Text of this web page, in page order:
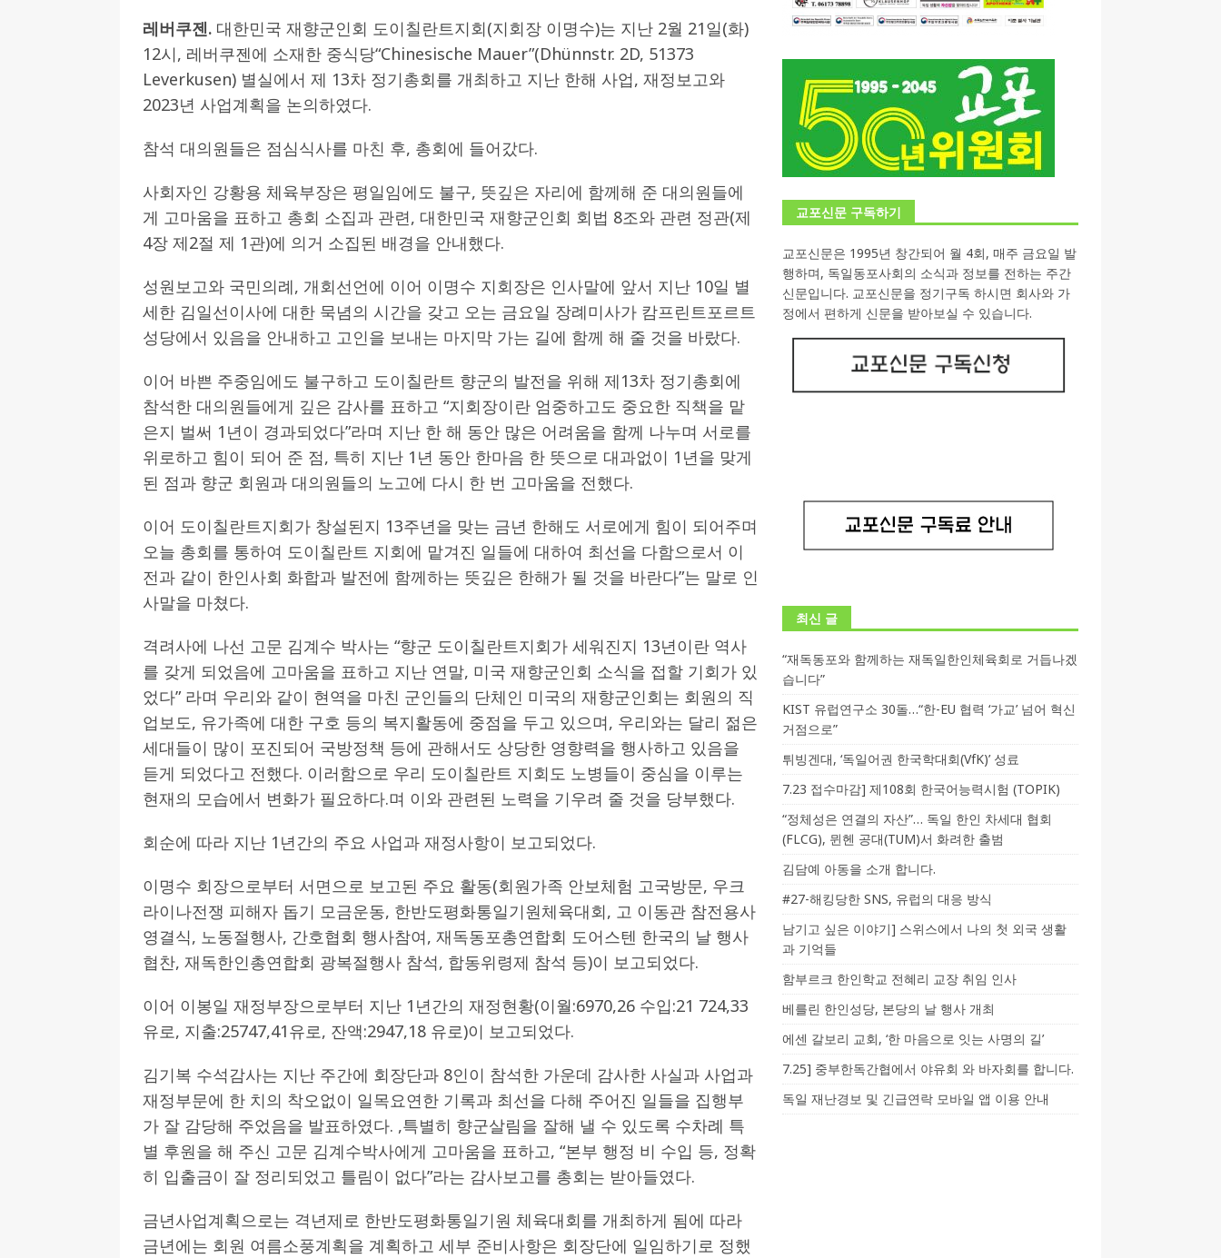
[ 2026-07-27 ] 튀빙겐대, ‘독일어권 한국학대회(VfK)’ 성료
한인소식
[ 2026-07-20 ] 7.23 접수마감] 제108회 한국어능력시험 (TOPIK)
게시판 / 행사 / 알림
[ 2026-07-20 ] “정체성은 연결의 자산”… 독일 한인 차세대 협회(FLCG), 뮌헨 공대(TUM)서 화려한 출범
[ 2026-07-20 ] 김담예 아동을 소개 합니다.
사랑의 손길
[ 2022-03-20 ]
사진의 주인을 찾습니다. 게시판 / 행사 / 알림
레버쿠젠. 대한민국 재향군인회 도이칠란트지회(지회장 이명수)는 지난 2월 21일(화)
12시, 레버쿠젠에 소재한 중식당“Chinesische Mauer”(Dhünnstr. 2D, 51373
Leverkusen) 별실에서 제 13차 정기총회를 개최하고 지난 한해 사업, 재정보고와
2023년 사업계획을 논의하였다.
참석 대의원들은 점심식사를 마친 후, 총회에 들어갔다.
사회자인 강황용 체육부장은 평일임에도 불구, 뜻깊은 자리에 함께해 준 대의원들에
게 고마움을 표하고 총회 소집과 관련, 대한민국 재향군인회 회법 8조와 관련 정관(제
4장 제2절 제 1관)에 의거 소집된 배경을 안내했다.
성원보고와 국민의례, 개회선언에 이어 이명수 지회장은 인사말에 앞서 지난 10일 별
세한 김일선이사에 대한 묵념의 시간을 갖고 오는 금요일 장례미사가 캄프린트포르트
성당에서 있음을 안내하고 고인을 보내는 마지막 가는 길에 함께 해 줄 것을 바랐다.
이어 바쁜 주중임에도 불구하고 도이칠란트 향군의 발전을 위해 제13차 정기총회에
참석한 대의원들에게 깊은 감사를 표하고 “지회장이란 엄중하고도 중요한 직책을 맡
은지 벌써 1년이 경과되었다”라며 지난 한 해 동안 많은 어려움을 함께 나누며 서로를
위로하고 힘이 되어 준 점, 특히 지난 1년 동안 한마음 한 뜻으로 대과없이 1년을 맞게
된 점과 향군 회원과 대의원들의 노고에 다시 한 번 고마움을 전했다.
이어 도이칠란트지회가 창설된지 13주년을 맞는 금년 한해도 서로에게 힘이 되어주며
오늘 총회를 통하여 도이칠란트 지회에 맡겨진 일들에 대하여 최선을 다함으로서 이
전과 같이 한인사회 화합과 발전에 함께하는 뜻깊은 한해가 될 것을 바란다”는 말로 인
사말을 마쳤다.
격려사에 나선 고문 김계수 박사는 “향군 도이칠란트지회가 세워진지 13년이란 역사
를 갖게 되었음에 고마움을 표하고 지난 연말, 미국 재향군인회 소식을 접할 기회가 있
었다” 라며 우리와 같이 현역을 마친 군인들의 단체인 미국의 재향군인회는 회원의 직
업보도, 유가족에 대한 구호 등의 복지활동에 중점을 두고 있으며, 우리와는 달리 젊은
세대들이 많이 포진되어 국방정책 등에 관해서도 상당한 영향력을 행사하고 있음을
듣게 되었다고 전했다. 이러함으로 우리 도이칠란트 지회도 노병들이 중심을 이루는
현재의 모습에서 변화가 필요하다.며 이와 관련된 노력을 기우려 줄 것을 당부했다.
회순에 따라 지난 1년간의 주요 사업과 재정사항이 보고되었다.
이명수 회장으로부터 서면으로 보고된 주요 활동(회원가족 안보체험 고국방문, 우크
라이나전쟁 피해자 돕기 모금운동, 한반도평화통일기원체육대회, 고 이동관 참전용사
영결식, 노동절행사, 간호협회 행사참여, 재독동포총연합회 도어스텐 한국의 날 행사
협찬, 재독한인총연합회 광복절행사 참석, 합동위령제 참석 등)이 보고되었다.
이어 이봉일 재정부장으로부터 지난 1년간의 재정현황(이월:6970,26 수입:21 724,33
유로, 지출:25747,41유로, 잔액:2947,18 유로)이 보고되었다.
김기복 수석감사는 지난 주간에 회장단과 8인이 참석한 가운데 감사한 사실과 사업과
재정부문에 한 치의 착오없이 일목요연한 기록과 최선을 다해 주어진 일들을 집행부
가 잘 감당해 주었음을 발표하였다. ,특별히 향군살림을 잘해 낼 수 있도록 수차례 특
별 후원을 해 주신 고문 김계수박사에게 고마움을 표하고, “본부 행정 비 수입 등, 정확
히 입출금이 잘 정리되었고 틀림이 없다”라는 감사보고를 총회는 받아들였다.
금년사업계획으로는 격년제로 한반도평화통일기원 체육대회를 개최하게 됨에 따라
금년에는 회원 여름소풍계획을 계획하고 세부 준비사항은 회장단에 일임하기로 정했
교포신문 구독하기
교포신문은 1995년 창간되어 월 4회, 매주 금요일 발
행하며, 독일동포사회의 소식과 정보를 전하는 주간
신문입니다. 교포신문을 정기구독 하시면 회사와 가
정에서 편하게 신문을 받아보실 수 있습니다.
최신 글
“재독동포와 함께하는 재독일한인체육회로 거듭나겠
습니다”
KIST 유럽연구소 30돌…“한-EU 협력 ‘가교’ 넘어 혁신
거점으로”
튀빙겐대, ‘독일어권 한국학대회(VfK)’ 성료
7.23 접수마감] 제108회 한국어능력시험 (TOPIK)
“정체성은 연결의 자산”… 독일 한인 차세대 협회
(FLCG), 뮌헨 공대(TUM)서 화려한 출범
김담예 아동을 소개 합니다.
#27-해킹당한 SNS, 유럽의 대응 방식
남기고 싶은 이야기] 스위스에서 나의 첫 외국 생활
과 기억들
함부르크 한인학교 전혜리 교장 취임 인사
베를린 한인성당, 본당의 날 행사 개최
에센 갈보리 교회, ‘한 마음으로 잇는 사명의 길’
7.25] 중부한독간협에서 야유회 와 바자회를 합니다.
독일 재난경보 및 긴급연락 모바일 앱 이용 안내